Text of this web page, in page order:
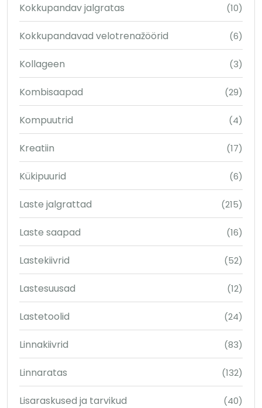
Kokkupandav jalgratas (10)
Kokkupandavad velotrenažöörid (6)
Kollageen (3)
Kombisaapad (29)
Kompuutrid (4)
Kreatiin (17)
Kükipuurid (6)
Laste jalgrattad (215)
Laste saapad (16)
Lastekiivrid (52)
Lastesuusad (12)
Lastetoolid (24)
Linnakiivrid (83)
Linnaratas (132)
Lisaraskused ja tarvikud (40)